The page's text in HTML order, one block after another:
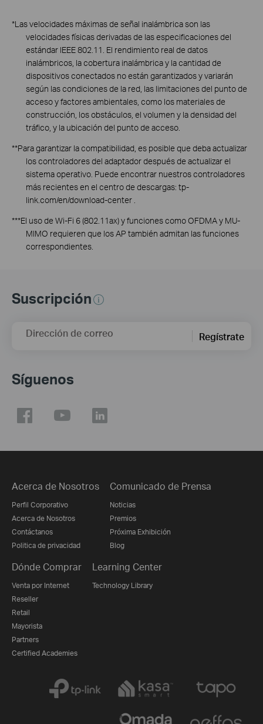
*Las velocidades máximas de señal inalámbrica son las
velocidades físicas derivadas de las especificaciones del
estándar lEEE802.11. El rendimiento real de datos
inalámbricos, la cobertura inalámbrica y la cantidad de
dispositivos conectados no están garantizados y variarán
según las condiciones de la red, las limitaciones del punto de
acceso y factores ambientales, como los materiales de
construcción, los obstáculos, el volumen y la densidad del
tráfico, y la ubicación del punto de acceso.
**Para garantizar la compatibilidad, es posible que deba actualizar
los controladores del adaptador después de actualizar el
sistema operativo. Puede encontrar nuestros controladores
más recientes en el centro de descargas: tp-
link.com/en/download-center
***El uso de Wi-Fi 6 (802.11ax) y funciones como OFDMA y MU-
MIMO requieren que los AP también admitan las funciones
correspondientes.
Suscripción
Dirección de correo Regístrate
Síguenos
Acerca de Nosotros
Perfil Corporativo
Acerca de Nosotros
Contáctanos
Politica de privacidad
Comunicado de Prensa
Noticias
Premios
Próxima Exhibición
Blog
Dónde Comprar
Venta por Internet
Reseller
Retail
Mayorista
Partners
Certified Academies
Learning Center
Technology Library